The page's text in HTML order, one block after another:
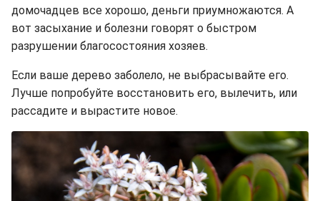
домочадцев все хорошо, деньги приумножаются. А
вот засыхание и болезни говорят о быстром
разрушении благосостояния хозяев.
Если ваше дерево заболело, не выбрасывайте его.
Лучше попробуйте восстановить его, вылечить, или
рассадите и вырастите новое.